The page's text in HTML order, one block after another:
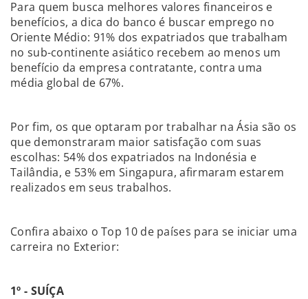
Para quem busca melhores valores financeiros e
benefícios, a dica do banco é buscar emprego no
Oriente Médio: 91% dos expatriados que trabalham
no sub-continente asiático recebem ao menos um
benefício da empresa contratante, contra uma
média global de 67%.
Por fim, os que optaram por trabalhar na Ásia são os
que demonstraram maior satisfação com suas
escolhas: 54% dos expatriados na Indonésia e
Tailândia, e 53% em Singapura, afirmaram estarem
realizados em seus trabalhos.
Confira abaixo o Top 10 de países para se iniciar uma
carreira no Exterior:
1º - SUÍÇA